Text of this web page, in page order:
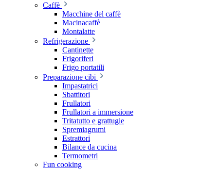
Caffè
Macchine del caffè
Macinacaffè
Montalatte
Refrigerazione
Cantinette
Frigoriferi
Frigo portatili
Preparazione cibi
Impastatrici
Sbattitori
Frullatori
Frullatori a immersione
Tritatutto e grattugie
Spremiagrumi
Estrattori
Bilance da cucina
Termometri
Fun cooking